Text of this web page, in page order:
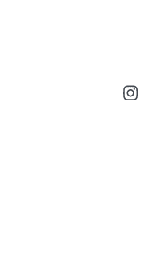
y fortalecida.